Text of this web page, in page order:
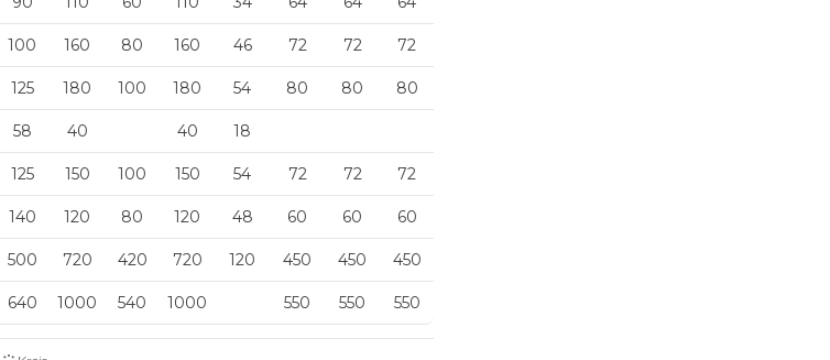
100 160 80 160 46 72 72 72
125 180 100 180 54 80 80 80
58 40 40 18
125 150 100 150 54 72 72 72
140 120 80 120 48 60 60 60
500 720 420 720 120 450 450 450
640 1000 540 1000 550 550 550